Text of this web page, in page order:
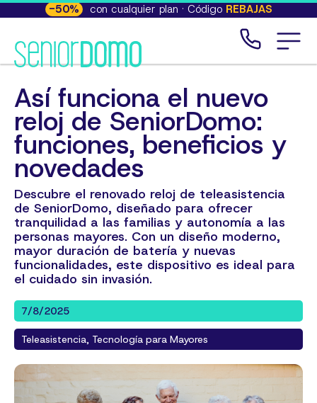
-50% con cualquier plan · Código REBAJAS
Así funciona el nuevo
reloj de SeniorDomo:
funciones, beneficios y
novedades
Descubre el renovado reloj de teleasistencia
de SeniorDomo, diseñado para ofrecer
tranquilidad a las familias y autonomía a las
personas mayores. Con un diseño moderno,
mayor duración de batería y nuevas
funcionalidades, este dispositivo es ideal para
el cuidado sin invasión.
7/8/2025
Teleasistencia, Tecnología para Mayores